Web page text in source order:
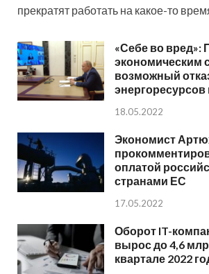
прекратят работать на какое-то
«Себе во вред»:
экономическим
возможный
энергоресурсов
18.05.2022
Экономист
оплатой
странами ЕС
17.05.2022
Оборот IT-
вырос до 4,6
квартале 2022